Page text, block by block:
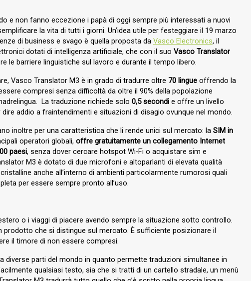
e non fanno eccezione i papà di oggi sempre più interessati a nuovi
la vita di tutti i giorni. Un’idea utile per festeggiare il 19 marzo
di business e svago è quella proposta da Vasco Electronics, il
dotati di intelligenza artificiale, che con il suo Vasco Translator
barriere linguistiche sul lavoro e durante il tempo libero.
Vasco Translator M3 è in grado di tradurre oltre 70 lingueoffrendo la
compresi senza difficoltà da oltre il 90% della popolazione
La traduzione richiede solo 0,5 secondie offre un livello
addio a fraintendimenti e situazioni di disagio ovunque nel mondo.
inoltre per una caratteristica che li rende unici sul mercato: la SIM in
operatori globali, offre gratuitamente un collegamento Internet
paesi, senza dover cercare hotspot Wi-Fi o acquistare sim e
M3 è dotato di due microfoni e altoparlanti di elevata qualità
anche all’interno di ambienti particolarmente rumorosi quali
per essere sempre pronto all’uso.
o i viaggi di piacere avendo sempre la situazione sotto controllo.
che si distingue sul mercato. È sufficiente posizionare il
il timore di non essere compresi.
parti del mondo in quanto permette traduzioni simultanee in
qualsiasi testo, sia che si tratti di un cartello stradale, un menù